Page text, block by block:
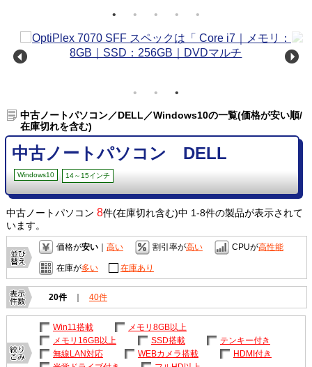
中古ノートパソコン／DELL／Windows10の一覧(価格が安い順/
在庫切れを含む)
中古ノートパソコン DELL
Windows10 14～15インチ
中古ノートパソコン 8件(在庫切れ含む)中 1-8件の製品が表示されて
います。
価格が安い｜ 高い 割引率が高い CPUが高性能
在庫が多い 在庫あり
20件 ｜ 40件
Win11搭載
メモリ8GB以上
メモリ16GB以上
SSD搭載
テンキー付き
無線LAN対応
WEBカメラ搭載
HDMI付き